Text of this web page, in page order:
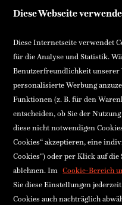
VISA
EPS (Sofort)
PayPal
Ennsthaler GmbH & Co
Stadtplatz 26, 4400 Steyr,
FN15484x Landesgericht
UID-NR: ATU37069104
Bankverbindung
Raiffeisenkasse
IBAN: AT74 3227 8000
BIC: RLNWATWW278
Diese Webseite
Diese Internetseite verwendet
für die Analyse und Statistik.
Benutzerfreundlichkeit unserer
personalisierte Werbung
Funktionen (z. B. für den
entscheiden, ob Sie der
diese nicht notwendigen
Cookies“ akzeptieren, eine
Cookies“) oder per Klick auf die
ablehnen. Im Cookie-Bereich
Sie diese Einstellungen
Cookies auch nachträglich